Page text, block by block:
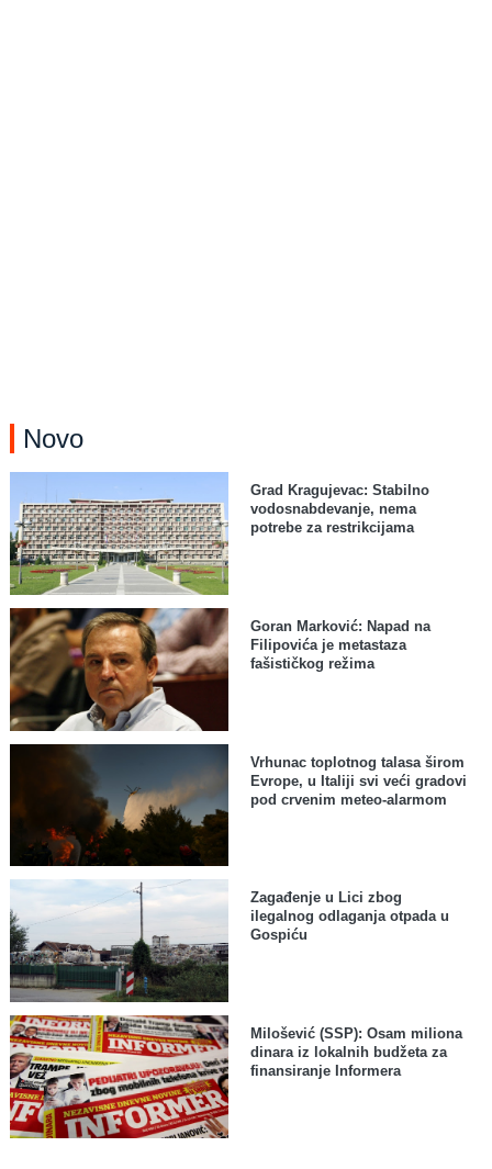
Novo
Grad Kragujevac: Stabilno
vodosnabdevanje, nema
potrebe za restrikcijama
Goran Marković: Napad na
Filipovića je metastaza
fašističkog režima
Vrhunac toplotnog talasa širom
Evrope, u Italiji svi veći gradovi
pod crvenim meteo-alarmom
Zagađenje u Lici zbog
ilegalnog odlaganja otpada u
Gospiću
Milošević (SSP): Osam miliona
dinara iz lokalnih budžeta za
finansiranje Informera